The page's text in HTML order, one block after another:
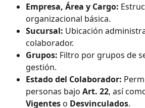
Empresa, Área y Cargo:
organizacional básica.
Sucursal: Ubicación
colaborador.
Grupos: Filtro por grupos de
gestión.
Estado del Colaborador:
personas bajo Art. 22, así
Vigentes o Desvinculados.